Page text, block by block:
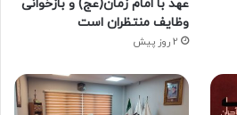
عهد با امام زمان(عج) و بازخوانی
وظایف منتظران است
2 روز پیش